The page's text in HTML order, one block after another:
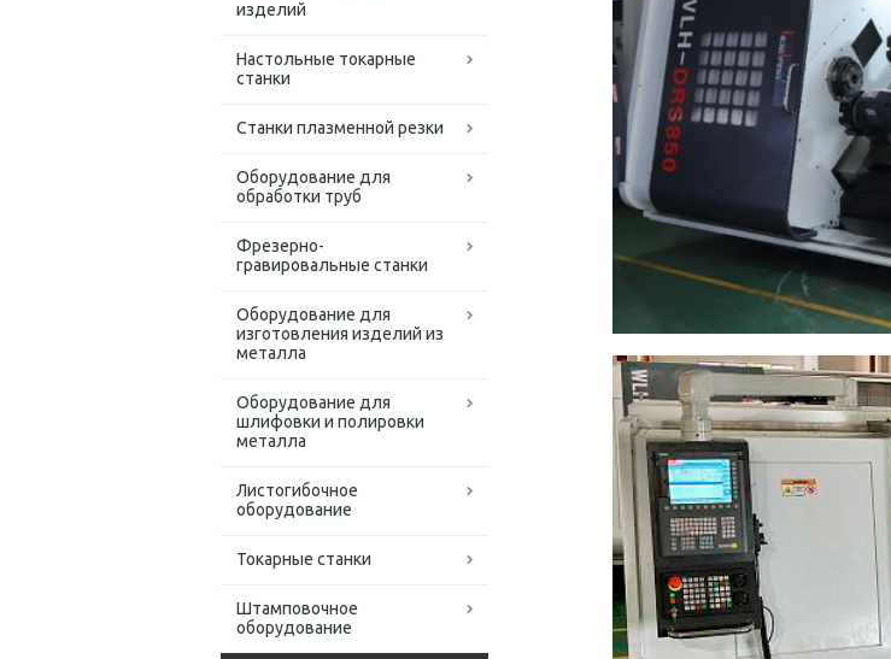
изделий
Настольные токарные
станки
Станки плазменной резки
Оборудование для
обработки труб
Фрезерно-
гравировальные станки
Оборудование для
изготовления изделий из
металла
Оборудование для
шлифовки и полировки
металла
Листогибочное
оборудование
Токарные станки
Штамповочное
оборудование